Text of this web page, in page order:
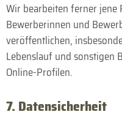
Wir bearbeiten ferner jene
Bewerberinnen und
veröffentlichen,
Lebenslauf und sonstigen
Online-Profilen.
7. Daten­sicherheit